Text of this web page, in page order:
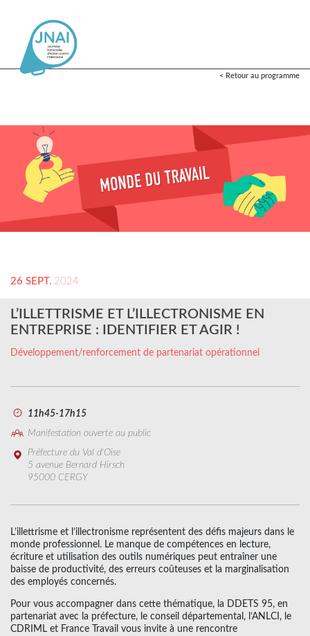
< Retour au programme
26 SEPT. 2024
L’ILLETTRISME ET L’ILLECTRONISME EN
ENTREPRISE : IDENTIFIER ET AGIR !
Développement/renforcement de partenariat opérationnel
11h45-17h15
Manifestation ouverte au public
Préfecture du Val d'Oise
5 avenue Bernard Hirsch
95000 CERGY
L’illettrisme et l’illectronisme représentent des défis majeurs dans le
monde professionnel. Le manque de compétences en lecture,
écriture et utilisation des outils numériques peut entraîner une
baisse de productivité, des erreurs coûteuses et la marginalisation
des employés concernés.
Pour vous accompagner dans cette thématique, la DDETS 95, en
partenariat avec la préfecture, le conseil départemental, l’ANLCI, le
CDRIML et France Travail vous invite à une rencontre